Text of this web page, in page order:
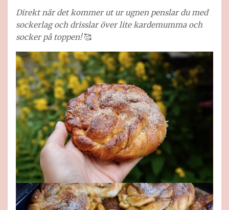
Direkt när det kommer ut ur ugnen penslar du med
sockerlag och drisslar över lite kardemumma och
socker på toppen!🥰